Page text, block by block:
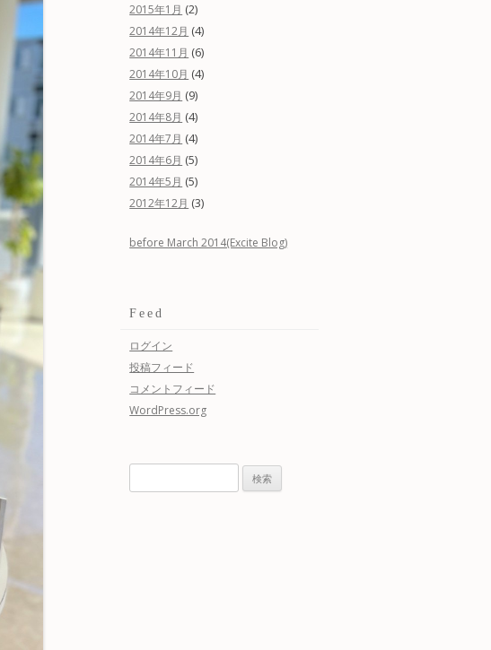
2015年1月 (2)
2014年12月 (4)
2014年11月 (6)
2014年10月 (4)
2014年9月 (9)
2014年8月 (4)
2014年7月 (4)
2014年6月 (5)
2014年5月 (5)
2012年12月 (3)
before March 2014(Excite Blog)
Feed
ログイン
投稿フィード
コメントフィード
WordPress.org
索: